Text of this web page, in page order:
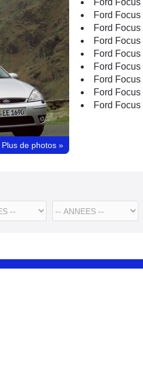
Plus de photos »
Ford
Ford
Ford
Ford
Ford
Ford
Ford
Ford
Ford